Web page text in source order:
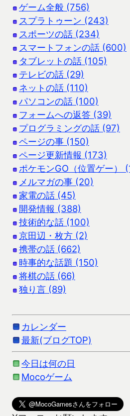
ゲーム全般 (756)
スプラトゥーン (243)
スポーツの話 (234)
スマートフォンの話 (600)
タブレットの話 (105)
テレビの話 (29)
ネットの話 (110)
パソコンの話 (100)
フォームへの返答 (39)
プログラミングの話 (97)
ページの事 (150)
ページ更新情報 (173)
ポケモンGO（位置ゲー）
メルマガの事 (20)
家電の話 (45)
開発情報 (388)
技術的な話 (100)
京田辺・枚方 (2)
携帯の話 (662)
時事的な話題 (150)
将棋の話 (66)
独り言 (89)
カレンダー
最新(ブログTOP)
今日は何の日
Mocoゲーム